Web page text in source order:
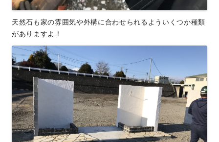
天然石も家の雰囲気や外構に合わせられるよういくつか種類
がありますよ！